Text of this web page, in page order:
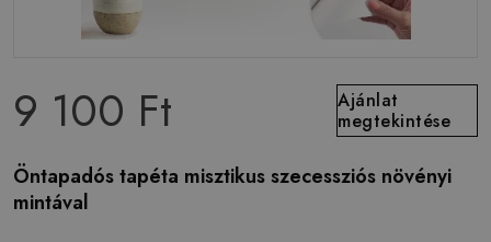
9 100 Ft
Ajánlat
megtekintése
Öntapadós tapéta misztikus szecessziós növényi
mintával